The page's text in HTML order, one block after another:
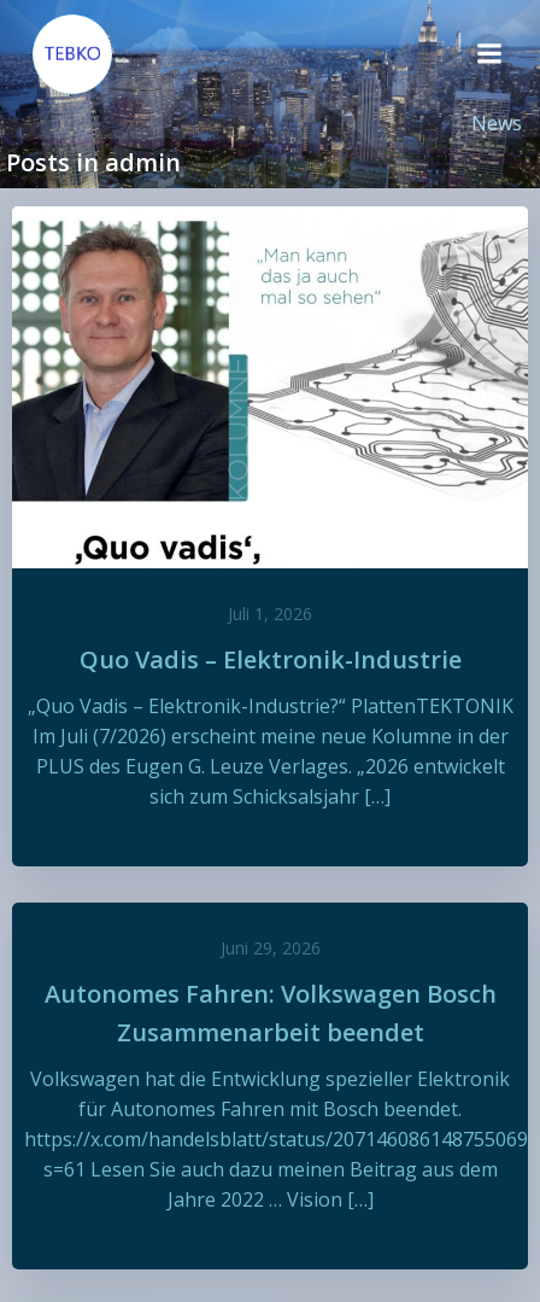
Inhalt
springen
News
Posts inadmin
Juli 1, 2026
Quo Vadis – Elektronik-Industrie
„Quo Vadis – Elektronik-Industrie?“ PlattenTEKTONIK
Im Juli (7/2026) erscheint meine neue Kolumne in der
PLUS des Eugen G. Leuze Verlages. „2026 entwickelt
sich zum Schicksalsjahr […]
Juni 29, 2026
Autonomes Fahren: Volkswagen Bosch
Zusammenarbeit beendet
Volkswagen hat die Entwicklung spezieller Elektronik
für Autonomes Fahren mit Bosch beendet.
https://x.com/handelsblatt/status/
s=61 Lesen Sie auch dazu meinen Beitrag aus dem
Jahre 2022 … Vision […]